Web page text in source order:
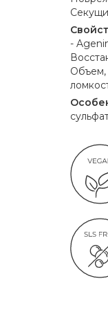
-
Объем,